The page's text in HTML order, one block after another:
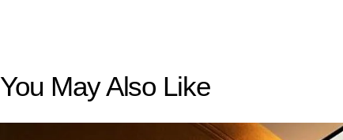
You May Also Like